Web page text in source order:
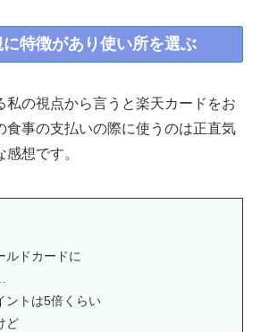
特徴があり使い所を選ぶ
私の視点から言うと楽天カードをお
食事の支払いの際に使うのは正直気
想です。
ルドカードに
ントは5倍くらい
ど